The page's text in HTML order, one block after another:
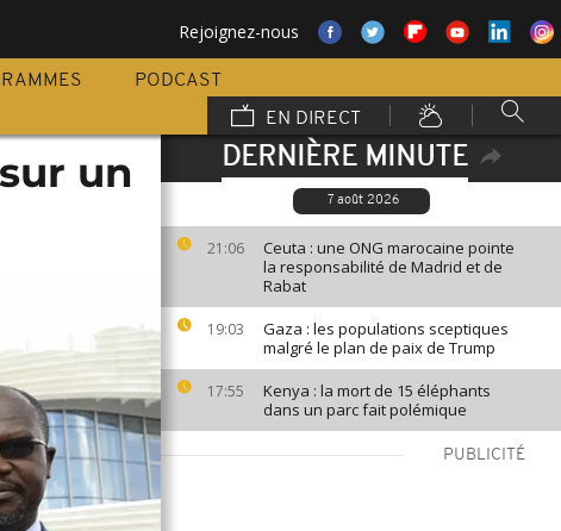
Rejoignez-nous
PODCAST
EN DIRECT
DERNIÈRE MINUTE
7 août 2026
21:06
Ceuta : une ONG marocaine pointe
la responsabilité de Madrid et de
Rabat
19:03
Gaza : les populations sceptiques
malgré le plan de paix de Trump
17:55
Kenya : la mort de 15 éléphants
dans un parc fait polémique
PUBLICITÉ
un